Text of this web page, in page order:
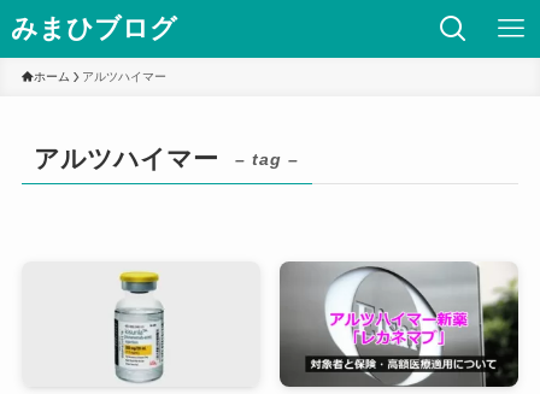
みまひブログ
ホーム アルツハイマー
アルツハイマー – tag –